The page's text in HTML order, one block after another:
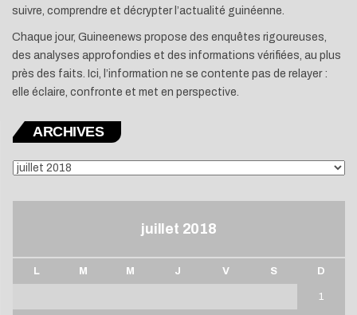
suivre, comprendre et décrypter l’actualité guinéenne.
Chaque jour, Guineenews propose des enquêtes rigoureuses,
des analyses approfondies et des informations vérifiées, au plus
près des faits. Ici, l’information ne se contente pas de relayer :
elle éclaire, confronte et met en perspective.
ARCHIVES
ARCHIVES
juillet 2018
L M M J V S D
1